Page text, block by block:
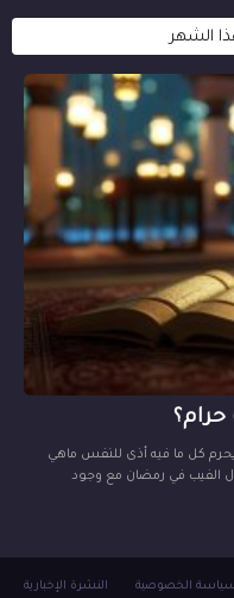
الشهر
حرام؟
: الإسلام يحرم كل ما فيه أذى للنفس ماهي
الفيب في رمضان مع وجود
الخصوصية النشرة الإخبارية